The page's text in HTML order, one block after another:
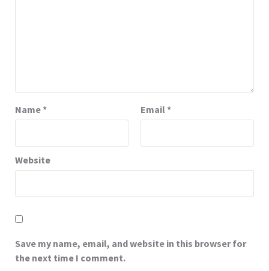
Name* Email*
Website
Save my name, email, and website in this browser for
the next time I comment.